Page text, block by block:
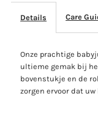
Details Care
Onze prachtige
ultieme gemak bij
bovenstukje en de
zorgen ervoor dat